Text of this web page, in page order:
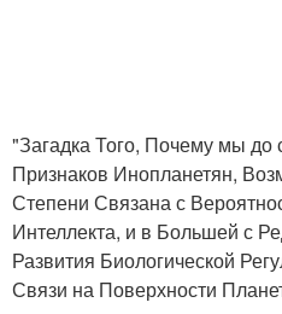
"Загадка Того, Почему мы
Признаков Инопланетян,
Степени Связана с
Интеллекта, и в Большей с
Развития Биологической
Связи на Поверхности